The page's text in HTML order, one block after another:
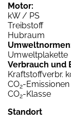
Motor:
kW / PS
Treibstoff
Hubraum
Umweltplakette
Verbrauch und
Kraftstoffverbr.
CO2-
CO2-Klasse
Standort